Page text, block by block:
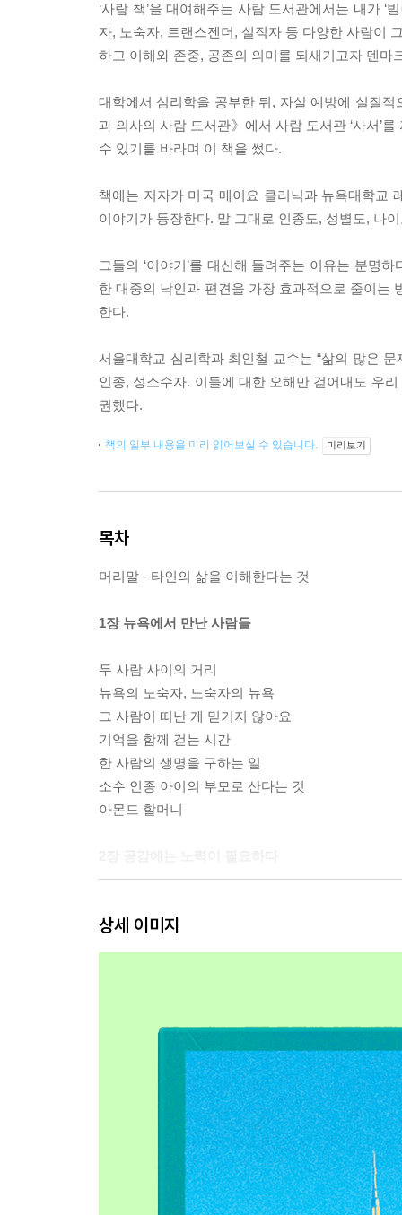
‘사람 책’을 대여해주는 사람 도서관에서는 내가
자, 노숙자, 트랜스젠더, 실직자 등 다양한 사람이
하고 이해와 존중, 공존의 의미를 되새기고자 덴
대학에서 심리학을 공부한 뒤, 자살 예방에 실질
과 의사의 사람 도서관》에서 사람 도서관 ‘사서’
수 있기를 바라며 이 책을 썼다.
책에는 저자가 미국 메이요 클리닉과 뉴욕대학교
이야기가 등장한다. 말 그대로 인종도, 성별도, 나
그들의 ‘이야기’를 대신해 들려주는 이유는 분명
한 대중의 낙인과 편견을 가장 효과적으로 줄이는
한다.
서울대학교 심리학과 최인철 교수는 “삶의 많은
인종, 성소수자. 이들에 대한 오해만 걷어내도 우
권했다.
책의 일부 내용을 미리 읽어보실 수 있습니다. 미리보기
목차
머리말 - 타인의 삶을 이해한다는 것
1장 뉴욕에서 만난 사람들
두 사람 사이의 거리
뉴욕의 노숙자, 노숙자의 뉴욕
그 사람이 떠난 게 믿기지 않아요
기억을 함께 걷는 시간
한 사람의 생명을 구하는 일
소수 인종 아이의 부모로 산다는 것
아몬드 할머니
누구에게든 일어날 수 있는 일이야
그녀의 신발을 신고 걷다
3장 낙인으로도 무너지지 않는 삶
전 레지던트 의사들이 좋아요
조울증은 나의 일부일 뿐
괜찮지 않아도 괜찮아
중독은 의지의 문제일까
자살은 극단적 선택이 아니다
자살을 예방할 수 있을까
상세 이미지